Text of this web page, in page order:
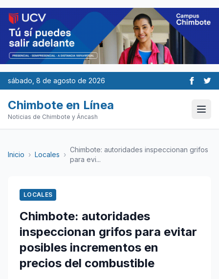
sábado, 8 de agosto de 2026
Chimbote en Línea
Noticias de Chimbote y Áncash
Inicio › Locales ›
Chimbote: autoridades inspeccionan grifos
para evi...
LOCALES
Chimbote: autoridades
inspeccionan grifos para evitar
posibles incrementos en
precios del combustible